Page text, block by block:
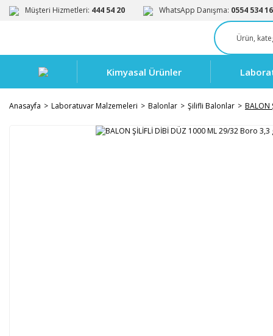
Müşteri Hizmetleri: 444 54 20 WhatsApp Danışma: 0554 534
Kimyasal Ürünler
Anasayfa Laboratuvar Malzemeleri Balonlar Şilifli Balonlar BALON